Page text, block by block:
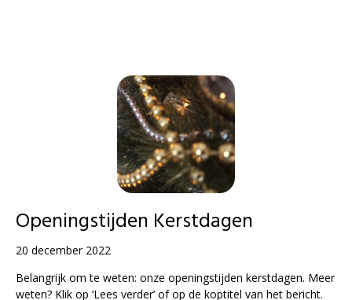
Openingstijden Kerstdagen
20 december 2022
Belangrijk om te weten: onze openingstijden kerstdagen. Meer
weten? Klik op ‘Lees verder’ of op de koptitel van het bericht.